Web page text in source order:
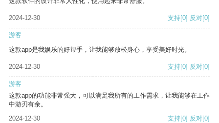
2024-12-30 支持[0] 反对[0]
游客
这款app是我娱乐的好帮手，让我能够放松身心，享受美好时光。
2024-12-30 支持[0] 反对[0]
游客
这款app的功能非常强大，可以满足我所有的工作需求，让我能够在工作
中游刃有余。
2024-12-30
支持[0] 反对[0]